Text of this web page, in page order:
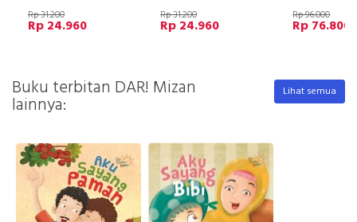
Rp 31.200
Rp 24.960
Rp 31.200
Rp 24.960
Rp 96.000
Rp 76.800
Buku terbitan DAR! Mizan
lainnya:
Lihat semua